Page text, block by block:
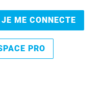
ME CONNECTE
PRO